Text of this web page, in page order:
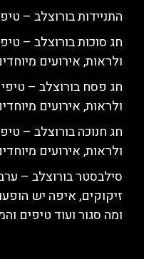
התניידות בורוצלב –
חג סוכות בורוצלב –
ולראות, אירועים
חג פסח בורוצלב –
ולראות, אירועים
חג חנוכה בורוצלב –
ולראות, אירועים
סילבסטר בורוצלב –
זיקוקים, איפה יש
ומה סגור ועוד טיפים